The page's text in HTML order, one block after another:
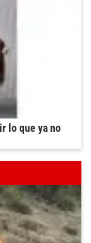
lo que ya no